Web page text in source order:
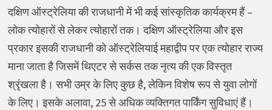
दक्षिण ऑस्ट्रेलिया की राजधानी में भी कई सांस्कृतिक कार्यक्रम हैं –
लोक त्योहारों से लेकर त्योहारों तक। दक्षिण ऑस्ट्रेलिया और इस
प्रकार इसकी राजधानी को ऑस्ट्रेलियाई महाद्वीप पर एक त्योहार राज्य
माना जाता है जिसमें थिएटर से सर्कस तक नृत्य की एक विस्तृत
श्रृंखला है। सभी उम्र के लिए कुछ है, लेकिन विशेष रूप से युवा लोगों
के लिए। इसके अलावा, 25 से अधिक व्यक्तिगत पार्किंग सुविधाएं हैं।